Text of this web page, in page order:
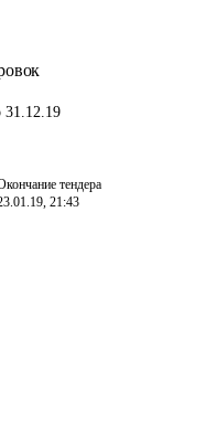
31.12.19
тендера
21:43